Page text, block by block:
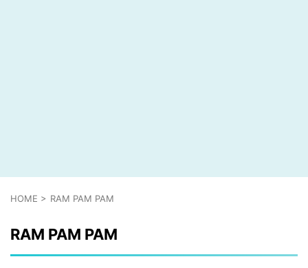
HOME > RAM PAM PAM
RAM PAM PAM